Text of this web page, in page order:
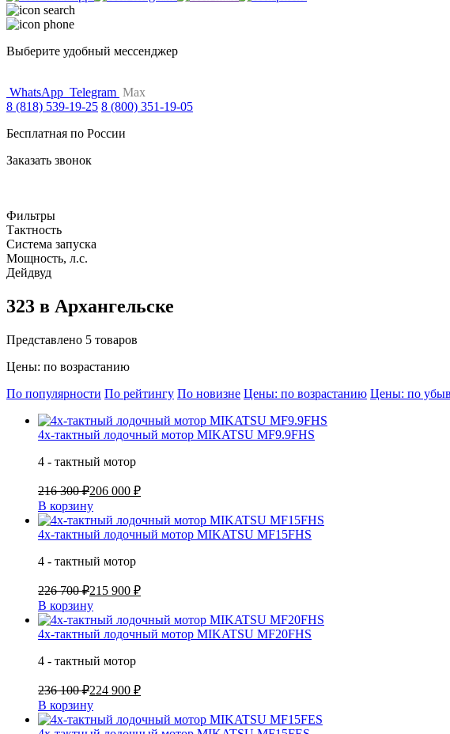
Выберите удобный мессенджер
WhatsApp Telegram Max
8 (818) 539-19-25 8 (800) 351-19-05
Бесплатная по России
Заказать звонок
Фильтры
Тактность
Система запуска
Мощность, л.с.
Дейдвуд
323 в Архангельске
Представлено 5 товаров
Цены: по возрастанию
По популярности По рейтингу По новизне Цены: по возрастанию Цены: по
4х-тактный лодочный мотор MIKATSU MF9.9FHS
4 - тактный мотор
216 300 ₽206 000 ₽
В корзину
4х-тактный лодочный мотор MIKATSU MF15FHS
4 - тактный мотор
226 700 ₽215 900 ₽
В корзину
4х-тактный лодочный мотор MIKATSU MF20FHS
4 - тактный мотор
236 100 ₽224 900 ₽
В корзину